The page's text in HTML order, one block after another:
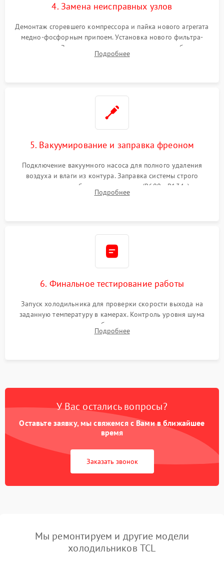
4. Замена неисправных узлов
Демонтаж сгоревшего компрессора и пайка нового агрегата
медно-фосфорным припоем. Установка нового фильтра-
осушителя. Замена изношенных вентиляторов обдува,
сломанных заслонок или поврежденных дверных петель.
Подробнее
5. Вакуумирование и заправка фреоном
Подключение вакуумного насоса для полного удаления
воздуха и влаги из контура. Заправка системы строго
дозированным объемом хладагента (R600a, R134a) по
электронным весам. Контроль рабочего давления в системе.
Подробнее
6. Финальное тестирование работы
Запуск холодильника для проверки скорости выхода на
заданную температуру в камерах. Контроль уровня шума
компрессора, отсутствия обмерзания стенок и корректного
срабатывания системы автоматической оттайки.
Подробнее
У Вас остались вопросы?
Оставьте заявку, мы свяжемся с Вами в ближайшее
время
Заказать звонок
Мы ремонтируем и другие модели
холодильников TCL